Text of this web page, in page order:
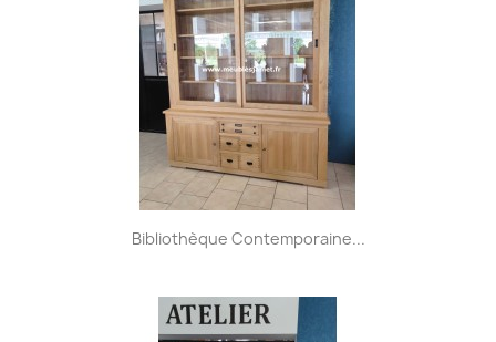
Bibliothèque Contemporaine...